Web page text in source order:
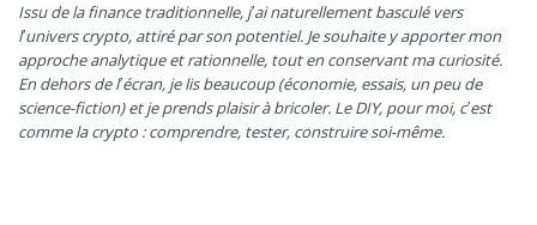
Issu de la finance traditionnelle, j’ai naturellement basculé vers
l’univers crypto, attiré par son potentiel. Je souhaite y apporter mon
approche analytique et rationnelle, tout en conservant ma curiosité.
En dehors de l’écran, je lis beaucoup (économie, essais, un peu de
science-fiction) et je prends plaisir à bricoler. Le DIY, pour moi, c’est
comme la crypto : comprendre, tester, construire soi-même.